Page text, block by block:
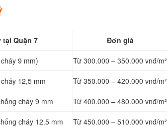
Quận 7 Đơn giá
9 mm) Từ 300.000 – 350.000 vnđ/m²
12,5 mm Từ 350.000 – 420.000 vnđ/m²
cháy 9 mm Từ 400.000 – 480.000 vnđ/m²
cháy 12.5 mm Từ 450.000 – 510.000 vnđ/m²